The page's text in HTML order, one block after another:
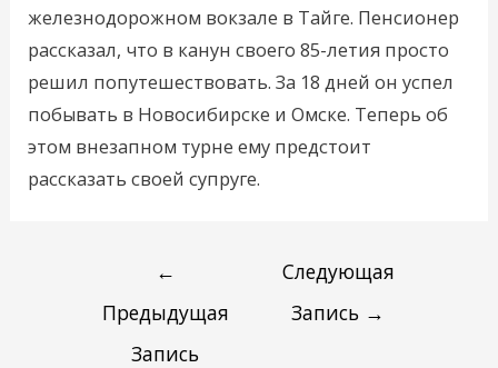
железнодорожном вокзале в Тайге. Пенсионер
рассказал, что в канун своего 85-летия просто
решил попутешествовать. За 18 дней он успел
побывать в Новосибирске и Омске. Теперь об
этом внезапном турне ему предстоит
рассказать своей супруге.
←
Предыдущая
Запись
Следующая
Запись →